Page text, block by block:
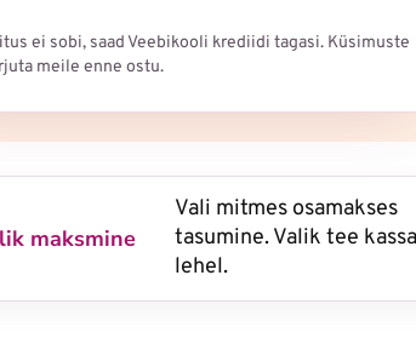
ei sobi, saad Veebikooli krediidi tagasi. Küsimuste
meile enne ostu.
maksmine
Vali mitmes osamakses
tasumine. Valik tee kassa
lehel.